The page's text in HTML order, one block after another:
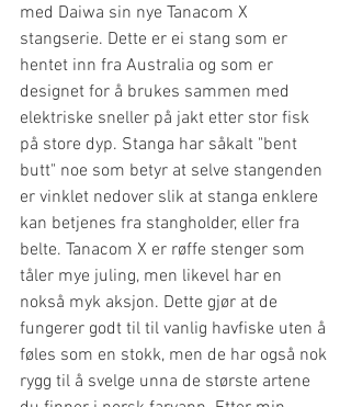
med Daiwa sin nye Tanacom X
stangserie. Dette er ei stang som er
hentet inn fra Australia og som er
designet for å brukes sammen med
elektriske sneller på jakt etter stor fisk
på store dyp. Stanga har såkalt "bent
butt" noe som betyr at selve stangenden
er vinklet nedover slik at stanga enklere
kan betjenes fra stangholder, eller fra
belte. Tanacom X er røffe stenger som
tåler mye juling, men likevel har en
nokså myk aksjon. Dette gjør at de
fungerer godt til til vanlig havfiske uten å
føles som en stokk, men de har også nok
rygg til å svelge unna de største artene